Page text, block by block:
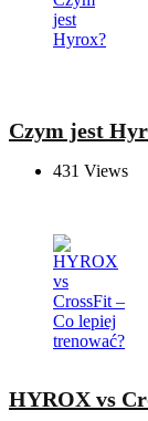
Czym jest
431 Views
HYROX vs